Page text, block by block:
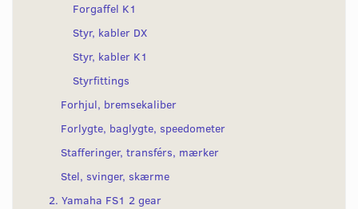
Forgaffel K1
Styr, kabler DX
Styr, kabler K1
Styrfittings
Forhjul, bremsekaliber
Forlygte, baglygte, speedometer
Stafferinger, transférs, mærker
Stel, svinger, skærme
2. Yamaha FS1 2 gear